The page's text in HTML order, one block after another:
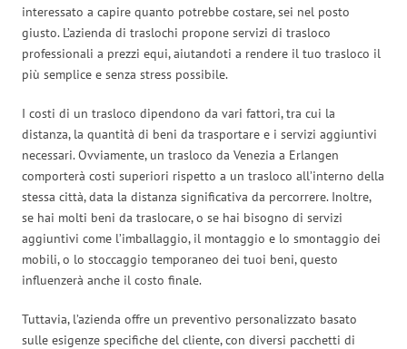
interessato a capire quanto potrebbe costare, sei nel posto
giusto. L’azienda di traslochi propone servizi di trasloco
professionali a prezzi equi, aiutandoti a rendere il tuo trasloco il
più semplice e senza stress possibile.
I costi di un trasloco dipendono da vari fattori, tra cui la
distanza, la quantità di beni da trasportare e i servizi aggiuntivi
necessari. Ovviamente, un trasloco da Venezia a Erlangen
comporterà costi superiori rispetto a un trasloco all’interno della
stessa città, data la distanza significativa da percorrere. Inoltre,
se hai molti beni da traslocare, o se hai bisogno di servizi
aggiuntivi come l’imballaggio, il montaggio e lo smontaggio dei
mobili, o lo stoccaggio temporaneo dei tuoi beni, questo
influenzerà anche il costo finale.
Tuttavia, l’azienda offre un preventivo personalizzato basato
sulle esigenze specifiche del cliente, con diversi pacchetti di